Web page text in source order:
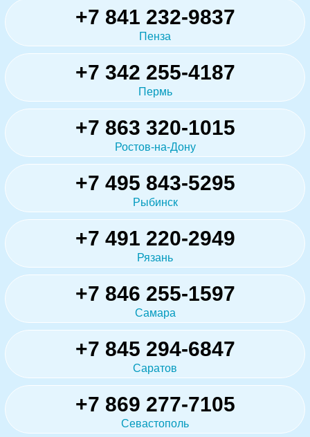
+7 841 232-9837
Пенза
+7 342 255-4187
Пермь
+7 863 320-1015
Ростов-на-Дону
+7 495 843-5295
Рыбинск
+7 491 220-2949
Рязань
+7 846 255-1597
Самара
+7 845 294-6847
Саратов
+7 869 277-7105
Севастополь